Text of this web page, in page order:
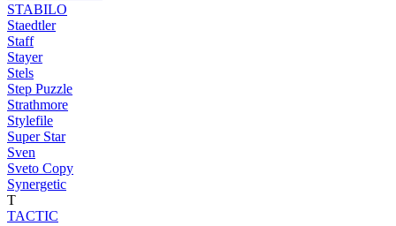
STABILO
Staedtler
Staff
Stayer
Stels
Step Puzzle
Strathmore
Stylefile
Super Star
Sven
Sveto Copy
Synergetic
T
TACTIC